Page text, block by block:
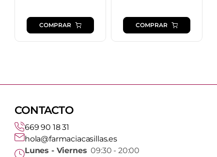
COMPRAR COMPRAR
CONTACTO
669 90 18 31
hola@farmaciacasillas.es
Lunes - Viernes 09:30 - 20:00